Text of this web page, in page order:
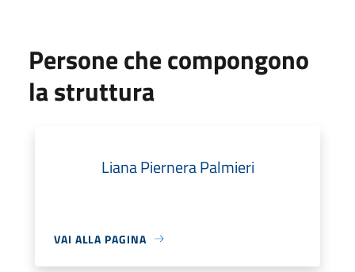
Persone che compongono
la struttura
Liana Piernera Palmieri
VAI ALLA PAGINA